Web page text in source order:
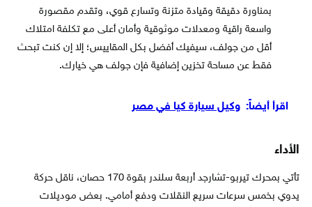
بمناورة دقيقة وقيادة متزنة وتسارع قوي، وتقدم مقصورة
واسعة راقية ومعدلات موثوقية وأمان أعلى مع تكلفة امتلاك
أقل من جولف، سيفيك أفضل بكل المقاييس؛ إلا إن كنت تبحث
فقط عن مساحة تخزين إضافية فإن جولف هي خيارك.
اقرأ أيضاً: وكيل سيارة كيا في مصر
الأداء
تأتي بمحرك تيربو-تشارجد أربعة سلندر بقوة 170 حصان، ناقل حركة
يدوي بخمس سرعات سريع النقلات ودفع أمامي. بعض موديلات